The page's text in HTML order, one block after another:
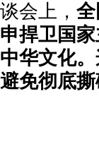
谈会上，
申捍卫国
中华文化
避免彻底撕